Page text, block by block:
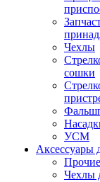
Чехлы
сошки
УСМ
Аксессуары
Чехлы